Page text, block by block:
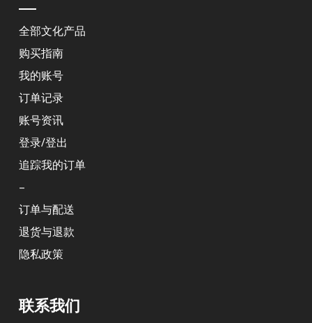
全部文化产品
购买指南
我的账号
订单记录
账号资讯
登录/登出
追踪我的订单
–
订单与配送
退货与退款
隐私政策
联系我们